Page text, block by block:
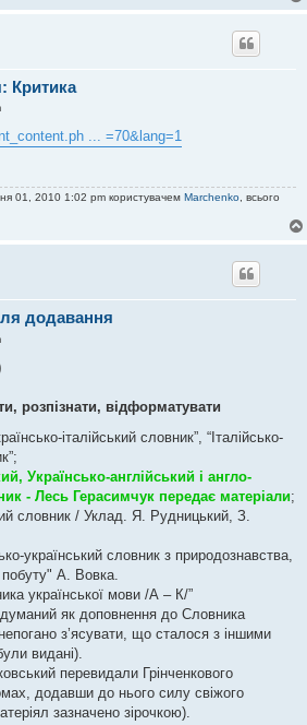
Критика
... =70&lang=1
01, 2010 1:02 pm користувачем Marchenko , всього
додавання
розпізнати, відформатувати
італійський словник”, “Італійсько-
Українсько-англійський і англо-
- Лесь Герасимчук передає матеріали;
словник / Уклад. Я. Рудницький, З.
український словник з природознавства,
побуту" А. Вовка.
української мови /А – К/”
як доповнення до Словника
з’ясувати, що сталося з іншими
видані).
перевидали Грінченкового
додавши до нього силу свіжого
зазначено зірочкою).